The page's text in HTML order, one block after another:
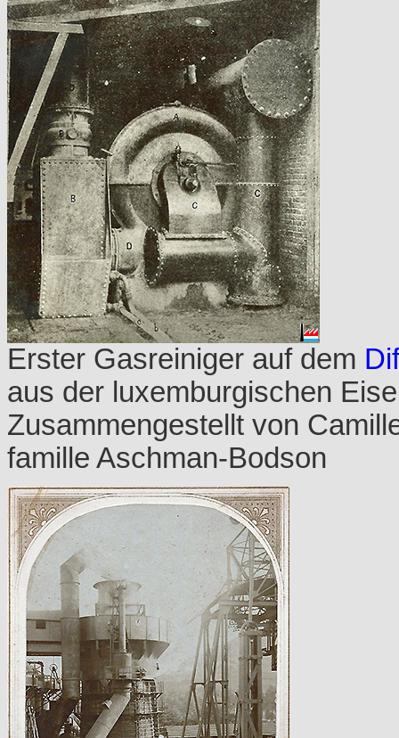
Erster Gasreiniger auf dem
aus der luxemburgischen
Zusammengestellt von
famille Aschman-Bodson